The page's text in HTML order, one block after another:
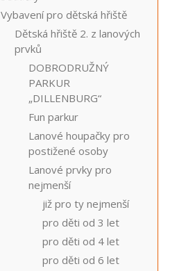
Vybavení pro dětská hřiště
Dětská hřiště 2. z lanových
prvků
DOBRODRUŽNÝ
PARKUR
„DILLENBURG“
Fun parkur
Lanové houpačky pro
postižené osoby
Lanové prvky pro
nejmenší
již pro ty nejmenší
pro děti od 3 let
pro děti od 4 let
pro děti od 6 let